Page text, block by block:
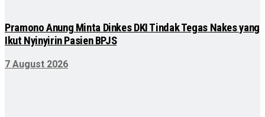
Pramono Anung Minta Dinkes DKI Tindak Tegas Nakes yang
Ikut Nyinyirin Pasien BPJS
7 August 2026